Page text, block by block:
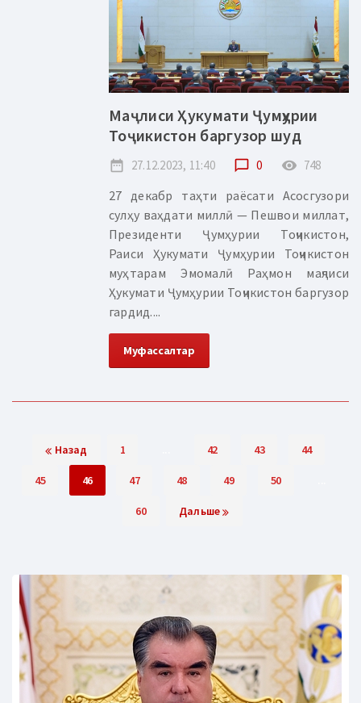
Маҷлиси Ҳукумати Ҷумҳурии
Тоҷикистон баргузор шуд
date_range 27.12.2023, 11:40 chat_bubble_outline 0 remove_red_eye 748
27 декабр таҳти раёсати Асосгузори
сулҳу ваҳдати миллӣ — Пешвои миллат,
Президенти Ҷумҳурии Тоҷикистон,
Раиси Ҳукумати Ҷумҳурии Тоҷикистон
муҳтарам Эмомалӣ Раҳмон маҷлиси
Ҳукумати Ҷумҳурии Тоҷикистон баргузор
гардид....
Муфассалтар
Назад 1 42 43 44
45 46 47 48 49 50
60 Дальше